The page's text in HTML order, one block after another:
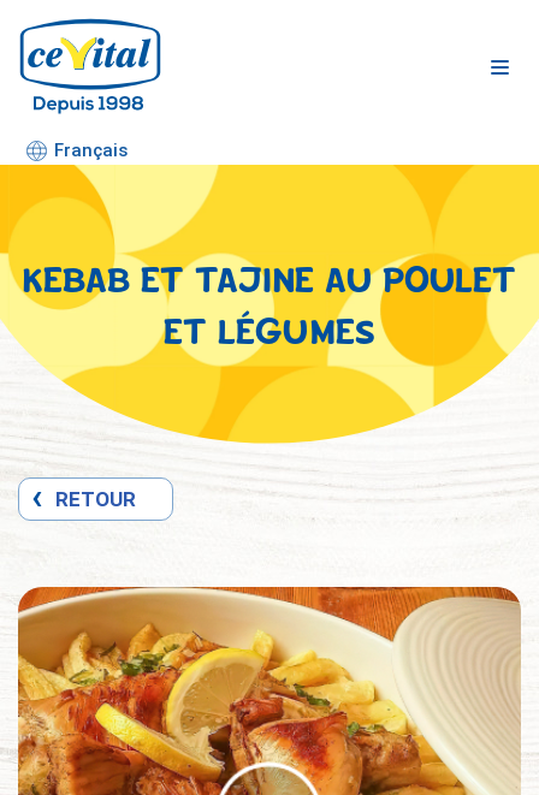
Aller
au
Français
KEBAB ET TAJINE AU POULET
ET LÉGUMES
RETOUR